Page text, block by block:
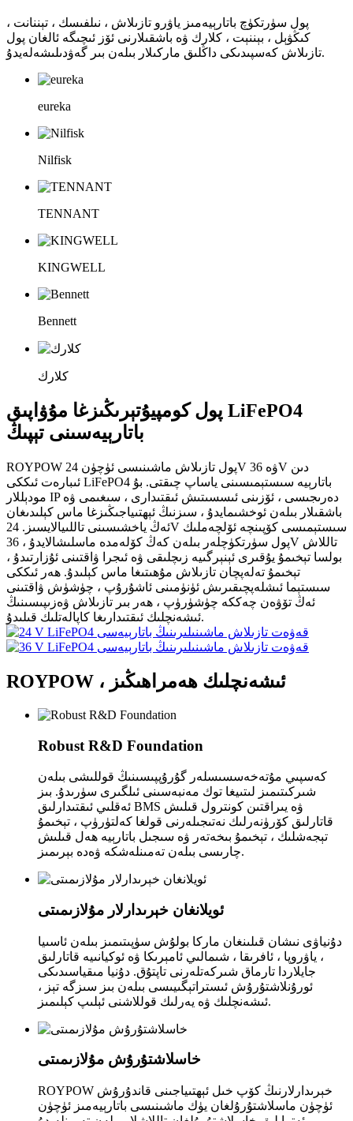
پول سۈرتكۈچ باتارېيەمىز ياۋرو تازىلاش ، نىلفىسك ، تېننانت ،
كىڭۋېل ، بېننېت ، كلارك ۋە باشقىلارنى ئۆز ئىچىگە ئالغان پول
تازىلاش كەسپىدىكى داڭلىق ماركىلار بىلەن بىر گەۋدىلىشەلەيدۇ.
eureka
Nilfisk
TENNANT
KINGWELL
Bennett
كلارك
پول كومپيۇتېرىڭىزغا مۇۋاپىق LiFePO4
باتارېيەسىنى تېپىڭ
ROYPOW پول تازىلاش ماشىنىسى ئۈچۈن 24V ۋە 36V دىن
ئىبارەت ئىككى LiFePO4 باتارېيە سىستېمىسىنى ياساپ چىقتى. بۇ
مودېللار IP دەرىجىسى ، ئۆزىنى ئىسسىتىش ئىقتىدارى ، سىغىمى ۋە
باشقىلار بىلەن ئوخشىمايدۇ ، سىزنىڭ ئېھتىياجىڭىزغا ماس كېلىدىغان
ئەڭ ياخشىسىنى تاللىيالايسىز. 24V سىستېمىسى كۆپىنچە ئۆلچەملىك
پول سۈرتكۈچلەر بىلەن كەڭ كۆلەمدە ماسلىشالايدۇ ، 36V تاللاش
بولسا تېخىمۇ يۇقىرى ئېنېرگىيە زىچلىقى ۋە ئىجرا ۋاقتىنى ئۇزارتىدۇ ،
تېخىمۇ تەلەپچان تازىلاش مۇھىتىغا ماس كېلىدۇ. ھەر ئىككى
سىستېما ئىشلەپچىقىرىش ئۈنۈمىنى ئاشۇرۇپ ، چۈشۈش ۋاقتىنى
ئەڭ تۆۋەن چەككە چۈشۈرۈپ ، ھەر بىر تازىلاش ۋەزىپىسىنىڭ
ئىشەنچلىك ئىقتىدارىغا كاپالەتلىك قىلىدۇ.
ROYPOW ، ئىشەنچلىك ھەمراھىڭىز
Robust R&D Foundation
كەسپىي مۇتەخەسسىسلەر گۇرۇپپىسىنىڭ قوللىشى بىلەن
شىركىتىمىز لىتىيغا توك مەنبەسىنى ئىلگىرى سۈرىدۇ. بىز
ئەقلىي ئىقتىدارلىق BMS ۋە يىراقتىن كونترول قىلىش
قاتارلىق كۆرۈنەرلىك نەتىجىلەرنى قولغا كەلتۈرۈپ ، تېخىمۇ
تېجەشلىك ، تېخىمۇ بىخەتەر ۋە سىجىل باتارېيە ھەل قىلىش
چارىسى بىلەن تەمىنلەشكە ۋەدە بېرىمىز.
ئويلانغان خېرىدارلار مۇلازىمىتى
دۇنياۋى نىشان قىلىنغان ماركا بولۇش سۈپىتىمىز بىلەن ئاسىيا
، ياۋروپا ، ئافرىقا ، شىمالىي ئامېرىكا ۋە ئوكيانىيە قاتارلىق
جايلاردا تارماق شىركەتلەرنى تاپتۇق. دۇنيا مىقياسىدىكى
ئورۇنلاشتۇرۇش ئىستراتېگىيىسى بىلەن بىز سىزگە تېز ،
ئىشەنچلىك ۋە يەرلىك قوللاشنى ئېلىپ كېلىمىز.
خاسلاشتۇرۇش مۇلازىمىتى
ROYPOW خېرىدارلارنىڭ كۆپ خىل ئېھتىياجىنى قاندۇرۇش
ئۈچۈن ماسلاشتۇرۇلغان يۈك ماشىنىسى باتارېيەمىز ئۈچۈن